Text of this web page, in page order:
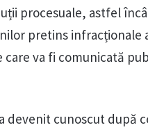
procesuale, astfel
pretins infracționale
care va fi comunicată
devenit cunoscut după